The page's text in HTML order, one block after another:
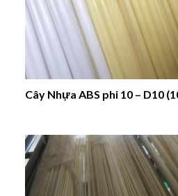
Cây Nhựa ABS phi 10 – D10